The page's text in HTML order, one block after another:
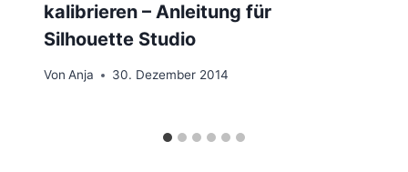
kalibrieren – Anleitung für
Silhouette Studio
Von Anja 30. Dezember 2014